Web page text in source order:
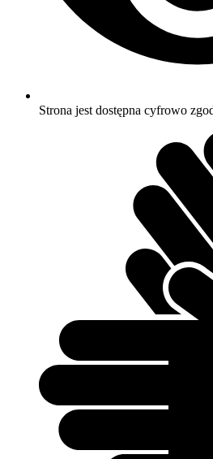
Strona jest dostępna cyfrowo